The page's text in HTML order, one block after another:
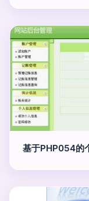
基于PHP054的